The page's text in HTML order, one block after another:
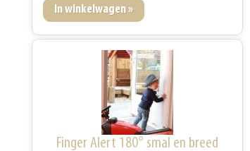
Finger Alert 180° smal en breed